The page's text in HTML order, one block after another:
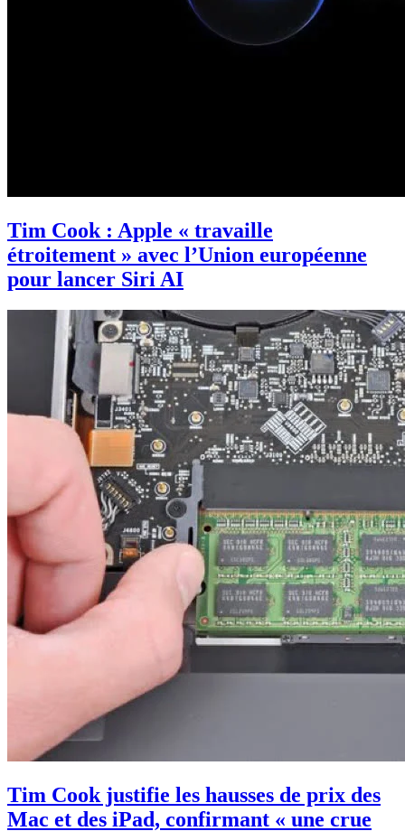
Tim Cook : Apple « travaille
étroitement » avec l’Union européenne
pour lancer Siri AI
Tim Cook justifie les hausses de prix des
Mac et des iPad, confirmant « une crue